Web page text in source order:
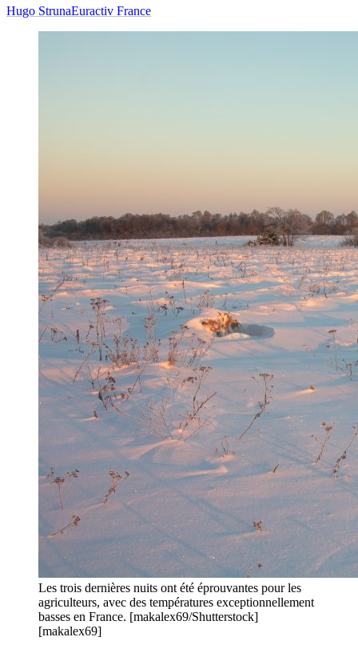
Hugo StrunaEuractiv France
Les trois dernières nuits ont été éprouvantes pour les
agriculteurs, avec des températures exceptionnellement
basses en France. [makalex69/Shutterstock]
[makalex69]